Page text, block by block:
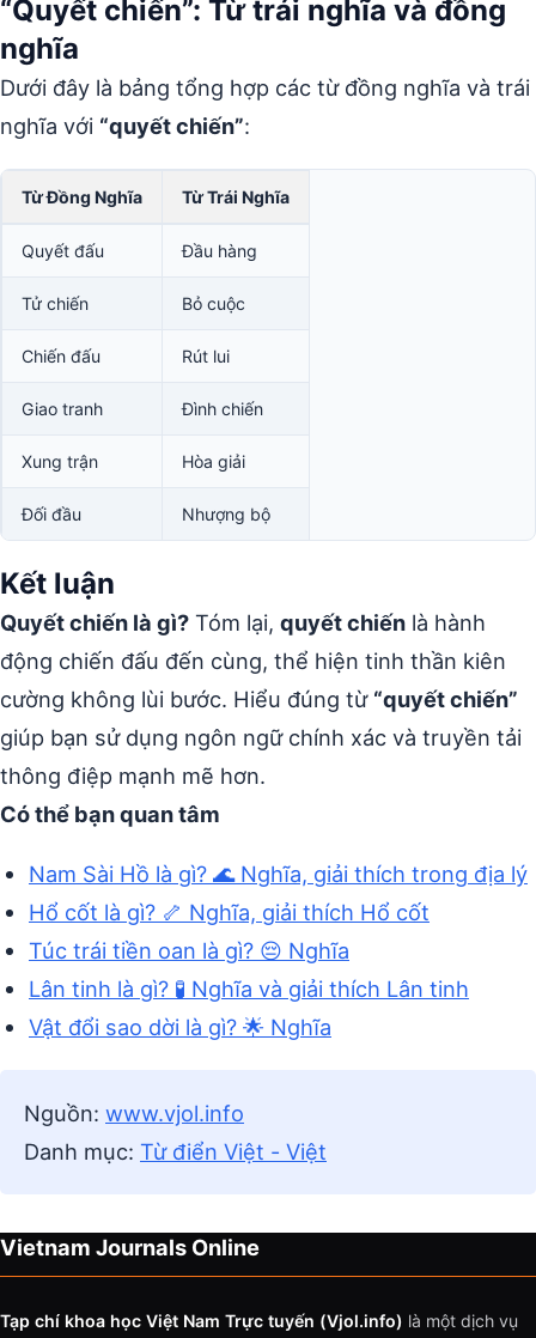
“Quyết chiến”: Từ trái nghĩa và đồng
nghĩa
Dưới đây là bảng tổng hợp các từ đồng nghĩa và trái
nghĩa với “quyết chiến”:
Từ Đồng Nghĩa Từ Trái Nghĩa
Quyết đấu Đầu hàng
Tử chiến Bỏ cuộc
Chiến đấu Rút lui
Giao tranh Đình chiến
Xung trận Hòa giải
Đối đầu Nhượng bộ
Kết luận
Quyết chiến là gì? Tóm lại, quyết chiến là hành
động chiến đấu đến cùng, thể hiện tinh thần kiên
cường không lùi bước. Hiểu đúng từ “quyết chiến”
giúp bạn sử dụng ngôn ngữ chính xác và truyền tải
thông điệp mạnh mẽ hơn.
Có thể bạn quan tâm
Nam Sài Hồ là gì? 🌊 Nghĩa, giải thích trong địa lý
Hổ cốt là gì? 🦴 Nghĩa, giải thích Hổ cốt
Túc trái tiền oan là gì? 😔 Nghĩa
Lân tinh là gì? 🧪 Nghĩa và giải thích Lân tinh
Vật đổi sao dời là gì? 🌟 Nghĩa
Nguồn: www.vjol.info
Danh mục: Từ điển Việt - Việt
Vietnam Journals Online
Tạp chí khoa học Việt Nam Trực tuyến (Vjol.info) là một dịch vụ